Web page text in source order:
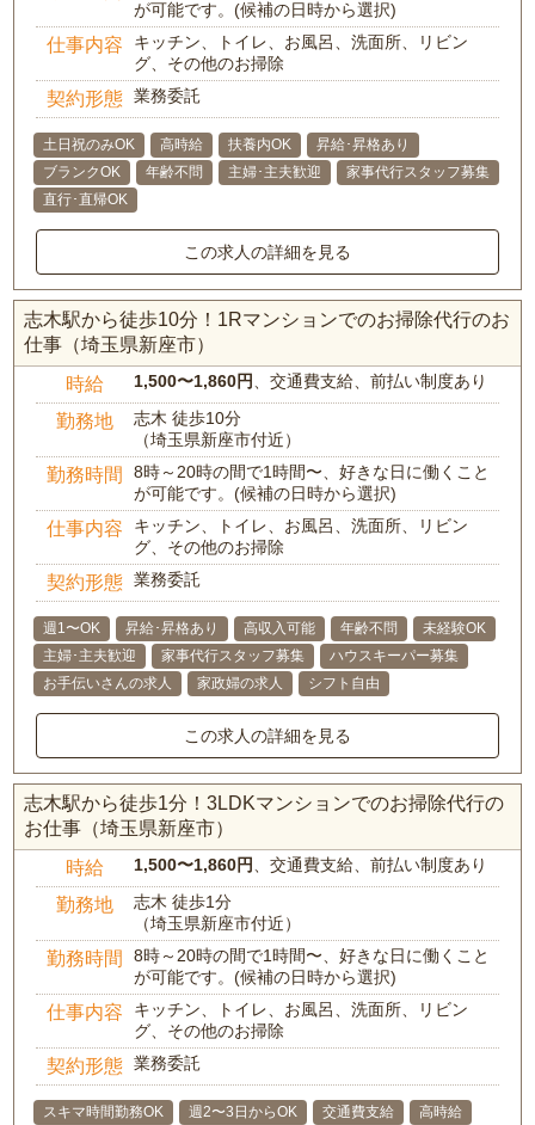
が可能です。(候補の日時から選択)
仕事内容
キッチン、トイレ、お風呂、洗面所、リビン
グ、その他のお掃除
契約形態 業務委託
土日祝のみOK 高時給 扶養内OK
昇給･昇格あり
ブランクOK
年齢不問 主婦･主夫歓迎
家事代行スタッフ募集
直行･直帰OK
この求人の詳細を見る
志木駅から徒歩10分！1Rマンションでのお掃除代行のお
仕事（埼玉県新座市）
時給 1,500〜1,860円、交通費支給、前払い制度あり
勤務地
志木 徒歩10分
（埼玉県新座市付近）
勤務時間
8時～20時の間で1時間〜、好きな日に働くこと
が可能です。(候補の日時から選択)
仕事内容
キッチン、トイレ、お風呂、洗面所、リビン
グ、その他のお掃除
契約形態 業務委託
週1〜OK 昇給･昇格あり 高収入可能 年齢不問
未経験OK
主婦･主夫歓迎
家事代行スタッフ募集
ハウスキーパー募集
お手伝いさんの求人
家政婦の求人 シフト自由
この求人の詳細を見る
志木駅から徒歩1分！3LDKマンションでのお掃除代行の
お仕事（埼玉県新座市）
時給 1,500〜1,860円、交通費支給、前払い制度あり
勤務地
志木 徒歩1分
（埼玉県新座市付近）
勤務時間
8時～20時の間で1時間〜、好きな日に働くこと
が可能です。(候補の日時から選択)
仕事内容
キッチン、トイレ、お風呂、洗面所、リビン
グ、その他のお掃除
契約形態 業務委託
スキマ時間勤務OK 週2〜3日からOK 交通費支給
高時給